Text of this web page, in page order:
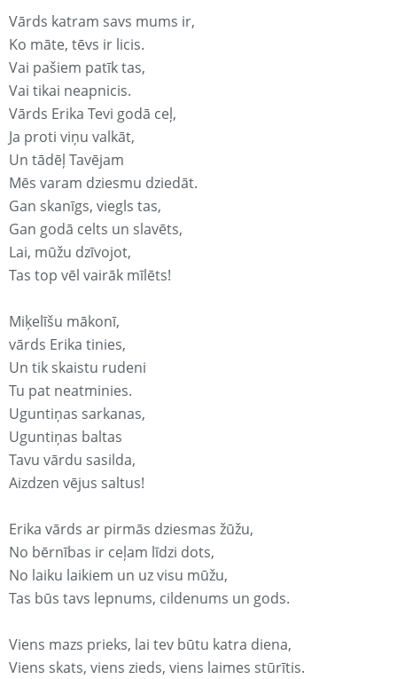
Vārds katram savs mums ir,
Ko māte, tēvs ir licis.
Vai pašiem patīk tas,
Vai tikai neapnicis.
Vārds Erika Tevi godā ceļ,
Ja proti viņu valkāt,
Un tādēļ Tavējam
Mēs varam dziesmu dziedāt.
Gan skanīgs, viegls tas,
Gan godā celts un slavēts,
Lai, mūžu dzīvojot,
Tas top vēl vairāk mīlēts!
Miķelīšu mākonī,
vārds Erika tinies,
Un tik skaistu rudeni
Tu pat neatminies.
Uguntiņas sarkanas,
Uguntiņas baltas
Tavu vārdu sasilda,
Aizdzen vējus saltus!
Erika vārds ar pirmās dziesmas žūžu,
No bērnības ir ceļam līdzi dots,
No laiku laikiem un uz visu mūžu,
Tas būs tavs lepnums, cildenums un gods.
Viens mazs prieks, lai tev būtu katra diena,
Viens skats, viens zieds, viens laimes stūrītis.